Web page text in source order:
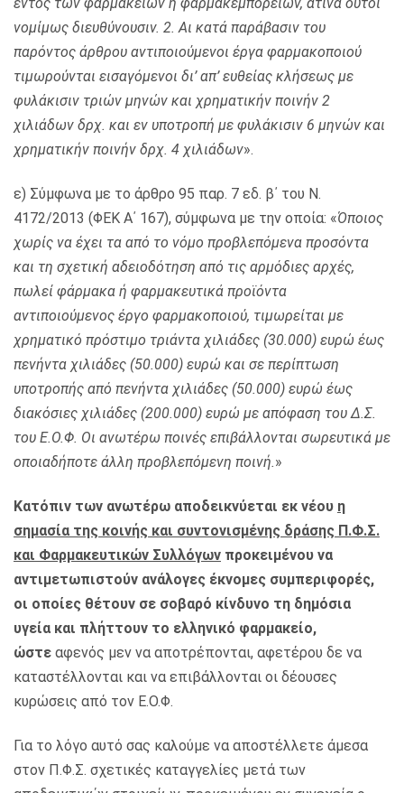
νομίμως διευθύνουσιν. 2. Αι κατά παράβασιν του
παρόντος άρθρου αντιποιούμενοι έργα φαρμακοποιού
τιμωρούνται εισαγόμενοι δι’ απ’ ευθείας κλήσεως με
φυλάκισιν τριών μηνών και χρηματικήν ποινήν 2
χιλιάδων δρχ. και εν υποτροπή με φυλάκισιν 6 μηνών και
χρηματικήν ποινήν δρχ. 4 χιλιάδων».
ε) Σύμφωνα με το άρθρο 95 παρ. 7 εδ. β΄ του Ν.
4172/2013 (ΦΕΚ Α΄ 167), σύμφωνα με την οποία: «Όποιος
χωρίς να έχει τα από το νόμο προβλεπόμενα προσόντα
και τη σχετική αδειοδότηση από τις αρμόδιες αρχές,
πωλεί φάρμακα ή φαρμακευτικά προϊόντα
αντιποιούμενος έργο φαρμακοποιού, τιμωρείται με
χρηματικό πρόστιμο τριάντα χιλιάδες (30.000) ευρώ έως
πενήντα χιλιάδες (50.000) ευρώ και σε περίπτωση
υποτροπής από πενήντα χιλιάδες (50.000) ευρώ έως
διακόσιες χιλιάδες (200.000) ευρώ με απόφαση του Δ.Σ.
του Ε.Ο.Φ. Οι ανωτέρω ποινές επιβάλλονται σωρευτικά με
οποιαδήποτε άλλη προβλεπόμενη ποινή.»
Κατόπιν των ανωτέρω αποδεικνύεται εκ νέου η
σημασία της κοινής και συντονισμένης δράσης Π.Φ.Σ.
και Φαρμακευτικών Συλλόγων προκειμένου να
αντιμετωπιστούν ανάλογες έκνομες συμπεριφορές,
οι οποίες θέτουν σε σοβαρό κίνδυνο τη δημόσια
υγεία και πλήττουν το ελληνικό φαρμακείο,
ώστε αφενός μεν να αποτρέπονται, αφετέρου δε να
καταστέλλονται και να επιβάλλονται οι δέουσες
κυρώσεις από τον Ε.Ο.Φ.
Για το λόγο αυτό σας καλούμε να αποστέλλετε άμεσα
στον Π.Φ.Σ. σχετικές καταγγελίες μετά των